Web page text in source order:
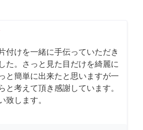
付けを一緒に手伝っていただき
た。さっと見た目だけを綺麗に
と簡単に出来たと思いますが一
と考えて頂き感謝しています。
致します。